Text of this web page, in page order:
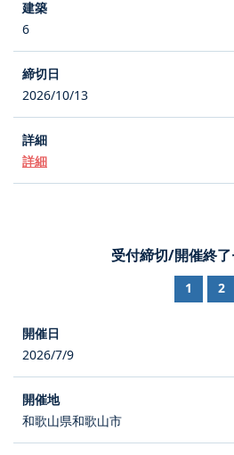
6
2026/10/13
詳細
受付締切/開催終
1 2
2026/7/9
和歌山県和歌山市